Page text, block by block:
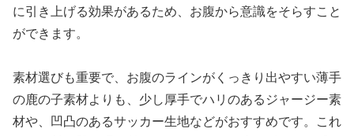
に引き上げる効果があるため、お腹から意識をそらすこと
ができます。
素材選びも重要で、お腹のラインがくっきり出やすい薄手
の鹿の子素材よりも、少し厚手でハリのあるジャージー素
材や、凹凸のあるサッカー生地などがおすすめです。これ